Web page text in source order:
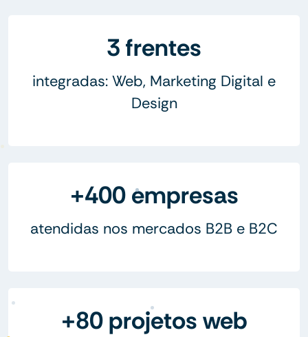
3 frentes
integradas: Web, Marketing Digital e
Design
+400 empresas
atendidas nos mercados B2B e B2C
+80 projetos web